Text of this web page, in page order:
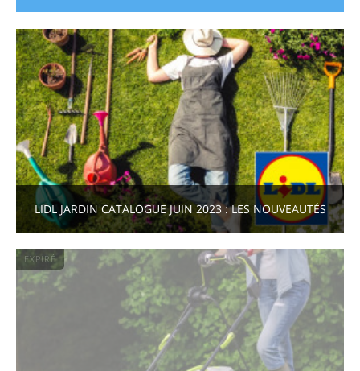
LIDL JARDIN CATALOGUE JUIN 2023 : LES NOUVEAUTÉS
EXPIRÉ